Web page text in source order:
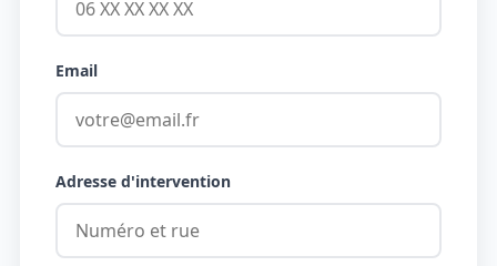
Email
Adresse d'intervention